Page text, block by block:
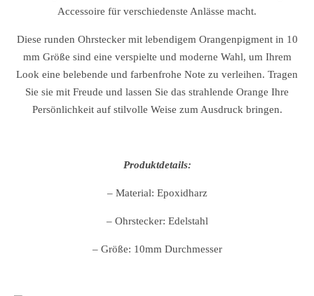
Accessoire für verschiedenste Anlässe macht.
Diese runden Ohrstecker mit lebendigem Orangenpigment in 10
mm Größe sind eine verspielte und moderne Wahl, um Ihrem
Look eine belebende und farbenfrohe Note zu verleihen. Tragen
Sie sie mit Freude und lassen Sie das strahlende Orange Ihre
Persönlichkeit auf stilvolle Weise zum Ausdruck bringen.
Produktdetails:
– Material: Epoxidharz
– Ohrstecker: Edelstahl
– Größe: 10mm Durchmesser